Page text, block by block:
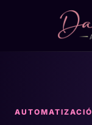
Daima
● En línea